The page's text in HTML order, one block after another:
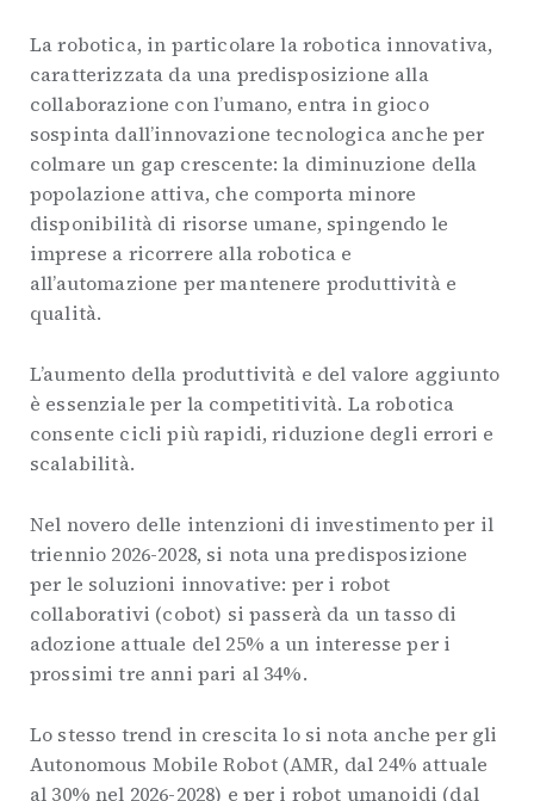
La robotica, in particolare la robotica innovativa,
caratterizzata da una predisposizione alla
collaborazione con l’umano, entra in gioco
sospinta dall’innovazione tecnologica anche per
colmare un gap crescente: la diminuzione della
popolazione attiva, che comporta minore
disponibilità di risorse umane, spingendo le
imprese a ricorrere alla robotica e
all’automazione per mantenere produttività e
qualità.
L’aumento della produttività e del valore aggiunto
è essenziale per la competitività. La robotica
consente cicli più rapidi, riduzione degli errori e
scalabilità.
Nel novero delle intenzioni di investimento per il
triennio 2026-2028, si nota una predisposizione
per le soluzioni innovative: per i robot
collaborativi (cobot) si passerà da un tasso di
adozione attuale del 25% a un interesse per i
prossimi tre anni pari al 34%.
Lo stesso trend in crescita lo si nota anche per gli
Autonomous Mobile Robot (AMR, dal 24% attuale
al 30% nel 2026-2028) e per i robot umanoidi (dal